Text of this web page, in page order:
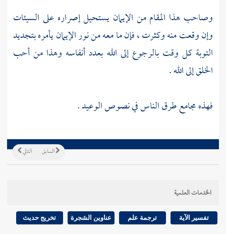
وصاحب هذا المقام من الإيمان يستحيل إصراره على السيئات
وإن وقعت منه وكثرت ، فإن ما معه من نور الإيمان يأمره بتجديد
التوبة كل وقت بالرجوع إلى الله بعدد أنفاسه وهذا من أحب
الخلق إلى الله .
فهذه مجامع طرق الناس في نصوص الوعيد .
التالي السابق
الخدمات العلمية
تفسير الآية ترجمة علم عناوين الشجرة تخريج حديث